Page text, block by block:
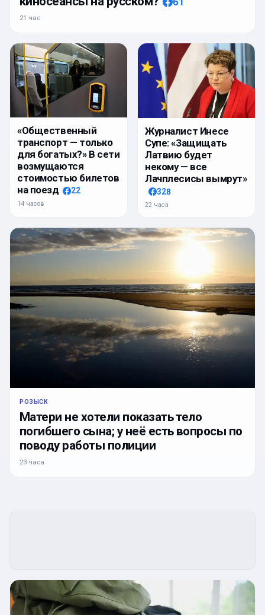
21 час
«Общественный
транспорт — только
для богатых?» В сети
возмущаются
стоимостью билетов
на поезд
22
14 часов
Журналист Инесе
Супе: «Защищать
Латвию будет
некому — все
Лачплесисы вымрут»
328
22 часа
РОЗЫСК
Матери не хотели показать тело
погибшего сына; у неё есть вопросы по
поводу работы полиции
23 часа